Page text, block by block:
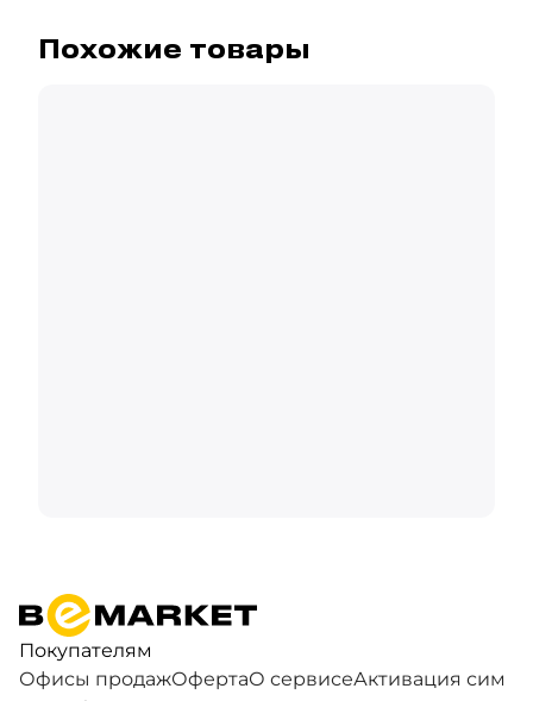
Похожие товары
Покупателям
Офисы продажОфертаО сервисеАктивация сим